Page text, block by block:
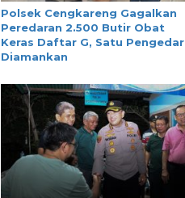
Polsek Cengkareng Gagalkan
Peredaran 2.500 Butir Obat
Keras Daftar G, Satu Pengedar
Diamankan